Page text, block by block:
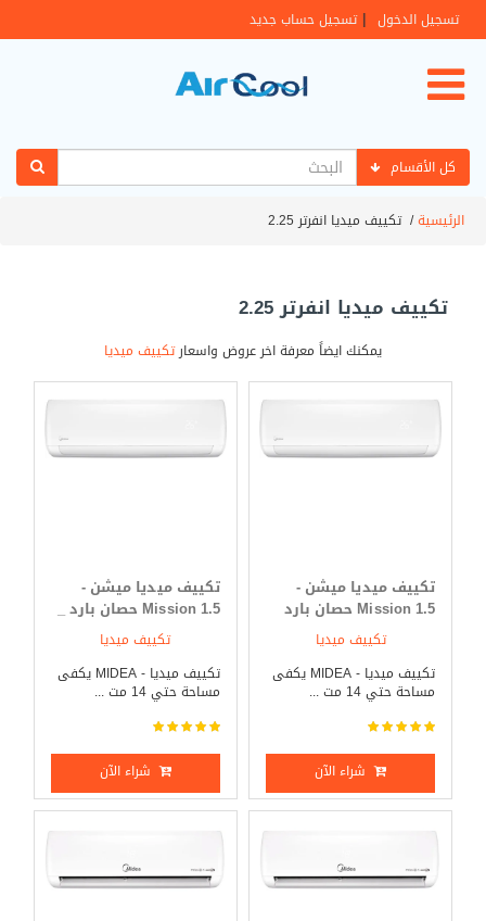
تسجيل الدخول | تسجيل حساب جديد
كل الأقسام
الرئيسية/تكييف ميديا انفرتر 2.25
تكييف ميديا انفرتر 2.25
يمكنك ايضاً معرفة اخر عروض واسعارتكييف ميديا
تكييف ميديا ميشن -
Mission 1.5 حصان بارد
تكييف ميديا
تكييف ميديا - MIDEA يكفى
مساحة حتي 14 مت ...
شراء الآن
تكييف ميديا ميشن -
Mission 1.5 حصان بارد _
تكييف ميديا
تكييف ميديا - MIDEA يكفى
مساحة حتي 14 مت ...
شراء الآن